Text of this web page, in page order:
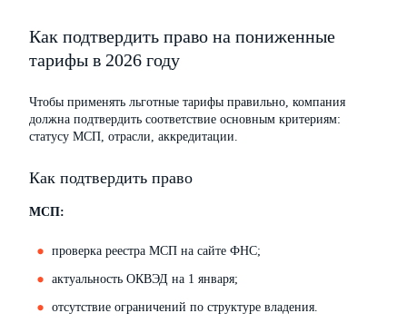
Как подтвердить право на пониженные
тарифы в 2026 году
Чтобы применять льготные тарифы правильно, компания
должна подтвердить соответствие основным критериям:
статусу МСП, отрасли, аккредитации.
Как подтвердить право
МСП:
проверка реестра МСП на сайте ФНС;
актуальность ОКВЭД на 1 января;
отсутствие ограничений по структуре владения.